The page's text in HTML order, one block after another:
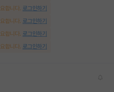
합니다. 로그인하기
합니다. 로그인하기
합니다. 로그인하기
합니다. 로그인하기